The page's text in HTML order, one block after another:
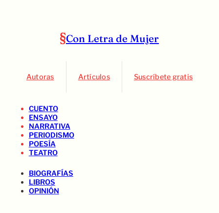
Con Letra de Mujer
Autoras Artículos Suscríbete gratis
CUENTO
ENSAYO
NARRATIVA
PERIODISMO
POESÍA
TEATRO
BIOGRAFÍAS
LIBROS
OPINIÓN